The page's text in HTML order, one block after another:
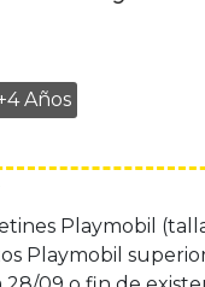
Años
Playmobil
Playmobil